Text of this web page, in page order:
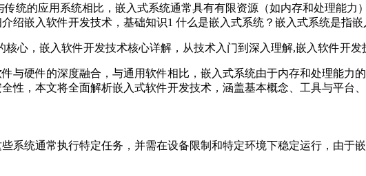
统的应用系统相比，嵌入式系统通常具有有限资源（如内存和处理能力
绍嵌入软件开发技术，基础知识1 什么是嵌入式系统？嵌入式系统是指
与硬件的深度融合，与通用软件相比，嵌入式系统由于内存和处理能力
，本文将全面解析嵌入式软件开发技术，涵盖基本概念、工具与平台
系统通常执行特定任务，并需在设备限制和特定环境下稳定运行，由于